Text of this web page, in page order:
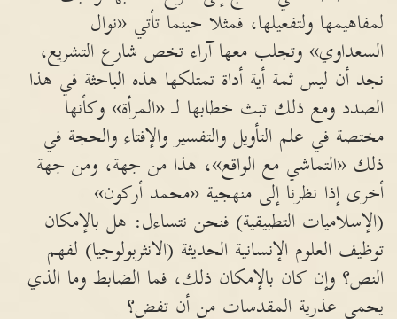
لمفاهيمها ولتفعيلها، فمثلا حينما تأتي «نوال
السعداوي» وتجلب معها آراء تخص شارع التشريع،
نجد أن ليس ثمة أية أداة تمتلكها هذه الباحثة في هذا
الصدد ومع ذلك تبث خطابها لـ «المرأة» وكأنها
مختصة في علم التأويل والتفسير والإفتاء والحجة في
ذلك «التماشي مع الواقع»، هذا من جهة، ومن جهة
أخرى إذا نظرنا إلى منهجية «محمد أركون»
(الإسلاميات التطبيقية) فنحن نتساءل: هل بالإمكان
توظيف العلوم الإنسانية الحديثة (الانثربولوجيا) لفهم
النص؟ وإن كان بالإمكان ذلك، فما الضابط وما الذي
يحمي عذرية المقدسات من أن تفض؟